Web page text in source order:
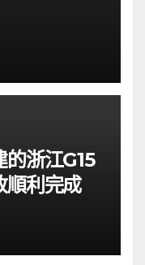
浙江G15
順利完成